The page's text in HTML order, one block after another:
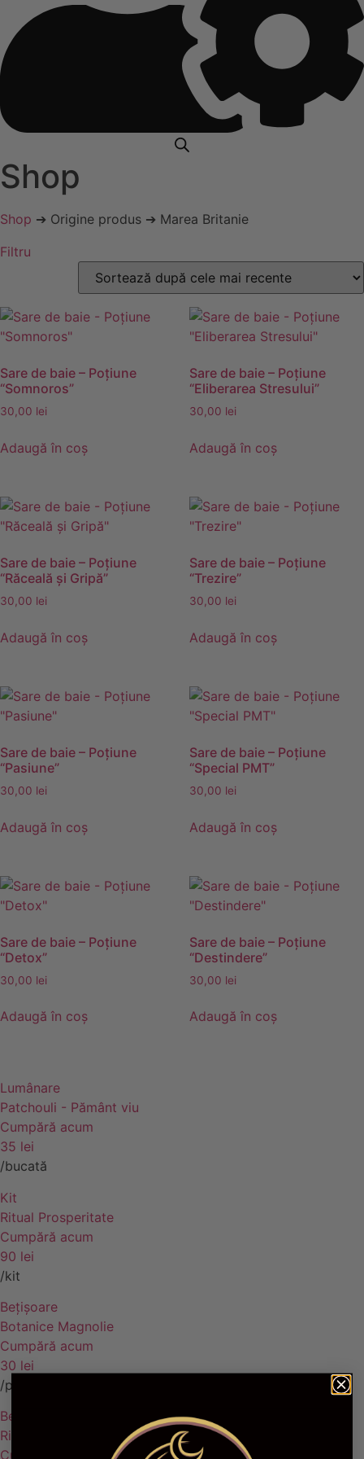
Shop
Shop ➔ Origine produs ➔ Marea Britanie
Filtru
Sare de baie – Poţiune
“Somnoros”
30,00 lei
Adaugă în coș
Sare de baie – Poţiune
“Eliberarea Stresului”
30,00 lei
Adaugă în coș
Sare de baie – Poţiune
“Răceală şi Gripă”
30,00 lei
Adaugă în coș
Sare de baie – Poţiune
“Trezire”
30,00 lei
Adaugă în coș
Sare de baie – Poţiune
“Pasiune”
30,00 lei
Adaugă în coș
Sare de baie – Poţiune
“Special PMT”
30,00 lei
Adaugă în coș
Sare de baie – Poţiune
“Detox”
30,00 lei
Adaugă în coș
Sare de baie – Poţiune
“Destindere”
30,00 lei
Adaugă în coș
Lumânare
Patchouli - Pământ viu
Cumpără acum
35 lei
/bucată
Kit
Ritual Prosperitate
Cumpără acum
90 lei
/kit
Bețișoare
Botanice Magnolie
Cumpără acum
30 lei
/pachet
Bețișoare
Ritual – Lună Plină
Cumpără acum